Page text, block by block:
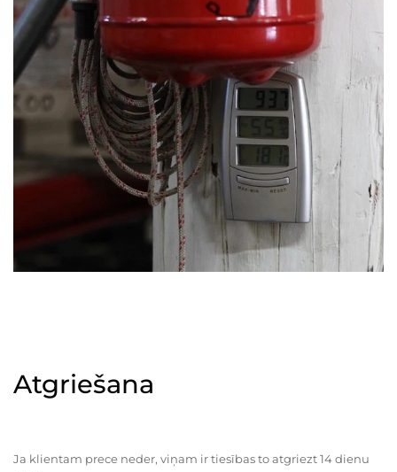
Atgriešana
Ja klientam prece neder, viņam ir tiesības to atgriezt 14 dienu